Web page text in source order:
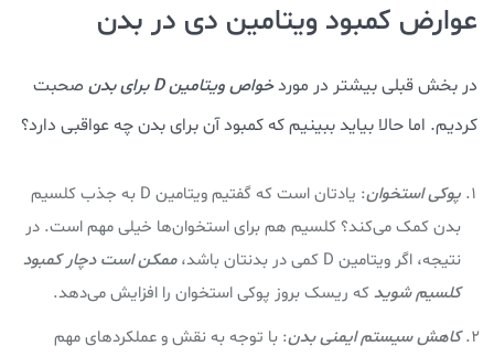
عوارض کمبود ویتامین دی در بدن
در بخش قبلی بیشتر در موردخواص ویتامین D برای بدن
صحبت
کردیم. اما حالا بیاید ببینیم که کمبود آن برای بدن چه عواقبی دارد؟
پوکی استخوان
: یادتان است که گفتیم ویتامین D به جذب کلسیم
بدن کمک می‌کند؟ کلسیم هم برای استخوان‌ها خیلی مهم است. در
نتیجه، اگر ویتامین D کمی در بدنتان باشد،
ممکن است دچار کمبود
کلسیم شویدکه ریسک بروز پوکی استخوان را افزایش می‌دهد.
کاهش سیستم ایمنی بدن: با توجه به نقش و عملکردهای مهم